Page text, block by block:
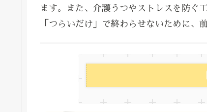
ます。また、介護うつやストレスを防ぐ
「つらいだけ」で終わらせないために、